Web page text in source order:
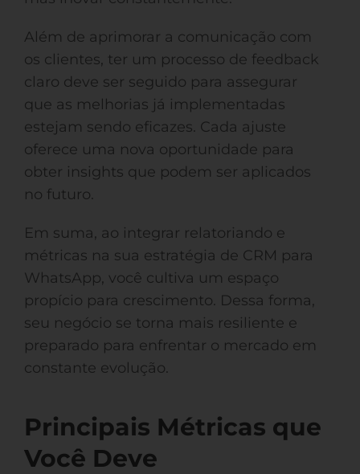
Além de aprimorar a comunicação com
os clientes, ter um processo de feedback
claro deve ser seguido para assegurar
que as melhorias já implementadas
estejam sendo eficazes. Cada ajuste
oferece uma nova oportunidade para
obter insights que podem ser aplicados
no futuro.
Em suma, ao integrar relatoriando e
métricas na sua estratégia de CRM para
WhatsApp, você cultiva um espaço
propício para crescimento. Dessa forma,
seu negócio se torna mais resiliente e
preparado para enfrentar o mercado em
constante evolução.
Principais Métricas que
Você Deve